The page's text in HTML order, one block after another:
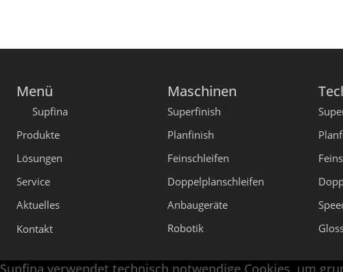
Menü
Supfina
Produkte
Lösungen
Service
Aktuelles
Kontakt
Maschinen
Superfinish
Planfinish
Feinschleifen
Doppelplanschleifen
Anbaugeräte
Robotik
Supfina verwendet technisch notwendige Cookies, um